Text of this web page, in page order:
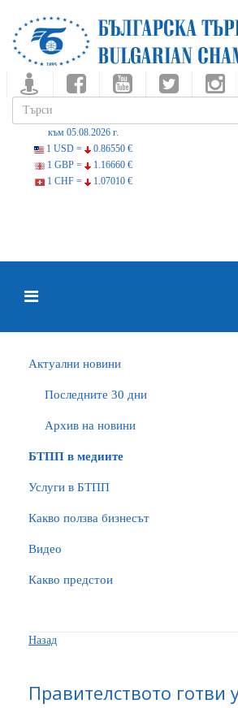
към 05.08.2026 г.
1 USD =
0.86550 €
1 GBP =
1.16660 €
1 CHF =
1.07010 €
Актуални новини
Последните 30 дни
Архив на новини
БTПП в медиите
Услуги в БТПП
Какво ползва бизнесът
Видео
Какво предстои
Назад
Правителството